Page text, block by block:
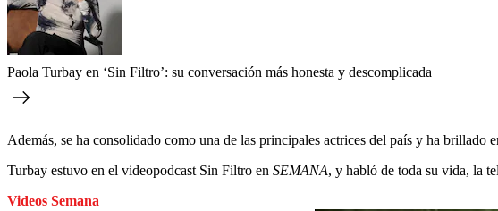
Paola Turbay en ‘Sin Filtro’: su conversación más honesta y descomplicada
Además, se ha consolidado como una de las principales actrices del país y ha brillado
Turbay estuvo en el videopodcast Sin Filtro en SEMANA, y habló de toda su vida, la
Videos Semana